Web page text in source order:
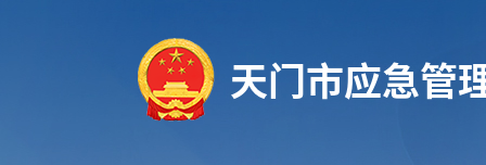
天门市应急管